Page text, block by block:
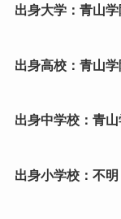
出身大学：青山
出身高校：青山
出身中学校：青
出身小学校：不明